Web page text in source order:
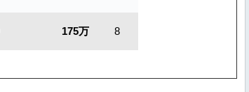
175万 8